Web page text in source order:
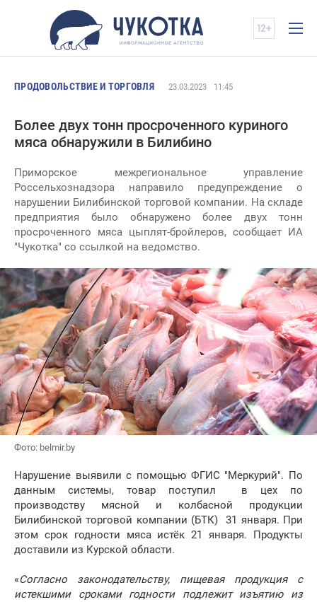
ПРОДОВОЛЬСТВИЕ И ТОРГОВЛЯ 23.03.2023 11:45
Более двух тонн просроченного куриного
мяса обнаружили в Билибино
Приморское межрегиональное управление
Россельхознадзора направило предупреждение о
нарушении Билибинской торговой компании. На складе
предприятия было обнаружено более двух тонн
просроченного мяса цыплят-бройлеров, сообщает ИА
"Чукотка" со ссылкой на ведомство.
Фото: belmir.by
Нарушение выявили с помощью ФГИС "Меркурий". По
данным системы, товар поступил в цех по
производству мясной и колбасной продукции
Билибинской торговой компании (БТК) 31 января. При
этом срок годности мяса истёк 21 января. Продукты
доставили из Курской области.
«Согласно законодательству, пищевая продукция с
истекшими сроками годности подлежит изъятию из